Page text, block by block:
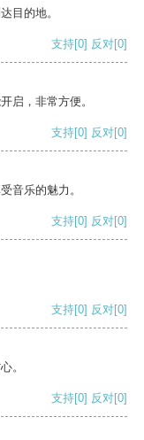
目的地。
支持[0] 反对[0]
启，非常方便。
支持[0] 反对[0]
音乐的魅力。
支持[0] 反对[0]
支持[0] 反对[0]
。
支持[0] 反对[0]